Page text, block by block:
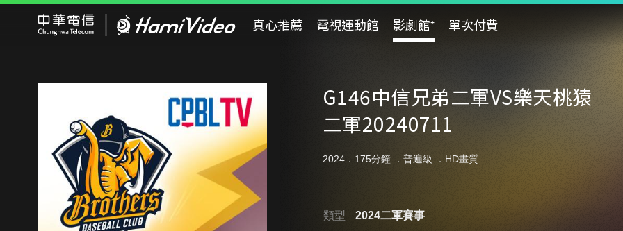
真心推薦 電視運動館 影劇館⁺ 單次付費
G146中信兄弟二軍VS樂天桃猿
二軍20240711
2024．175分鐘 ． 普遍級 ．HD畫質
類型
2024二軍賽事